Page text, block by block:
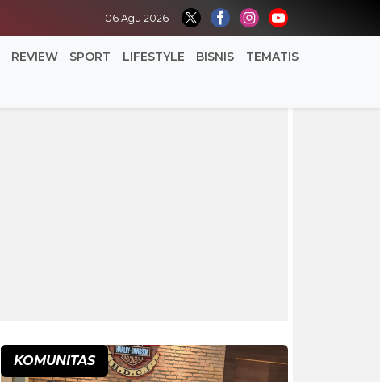
06 Agu 2026
REVIEW SPORT LIFESTYLE BISNIS TEMATIS
KOMUNITAS